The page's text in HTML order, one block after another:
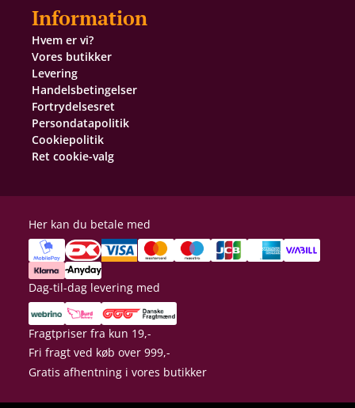
Information
Hvem er vi?
Vores butikker
Levering
Handelsbetingelser
Fortrydelsesret
Persondatapolitik
Cookiepolitik
Ret cookie-valg
Her kan du betale med
Dag-til-dag levering med
Fragtpriser fra kun 19,-
Fri fragt ved køb over 999,-
Gratis afhentning i vores butikker